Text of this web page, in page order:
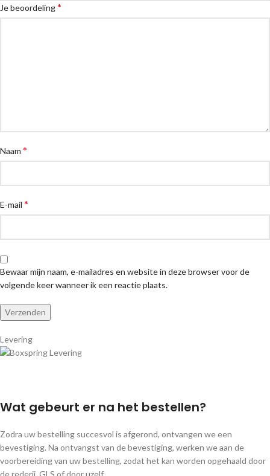
Je beoordeling*
Naam *
E-mail *
Bewaar mijn naam, e-mailadres en website in deze browser voor de
volgende keer wanneer ik een reactie plaats.
Levering
Wat gebeurt er na het bestellen?
Zodra uw bestelling succesvol is afgerond, ontvangen we een
bevestiging. Na ontvangst van de bevestiging, werken we aan de
voorbereiding van uw bestelling, zodat het kan worden opgehaald door
de rederij, GLS of door uzelf.